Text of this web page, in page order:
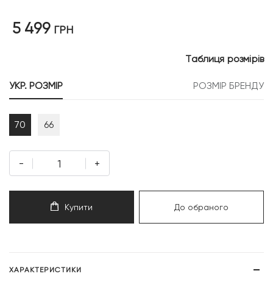
5 499 ГРН
УКР. РОЗМІР РОЗМІР БРЕНДУ
Таблиця розмірів
70 66
- +
Купити До обраного
ХАРАКТЕРИСТИКИ